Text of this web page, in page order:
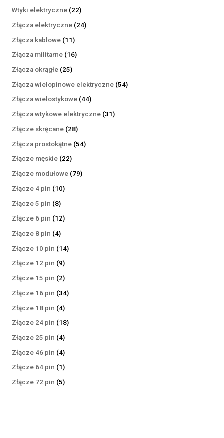
Wtyki elektryczne 2222
produkty
Złącza elektryczne 2424
Złącza kablowe 1111
produktów
Złącza militarne 1616
Złącza okrągłe 2525
produktów
Złącza wielopinowe elektryczne 5454
Złącza wielostykowe 4444
produkty
Złącza wtykowe elektryczne 3131
Złącze skręcane 2828
produktów
Złącza prostokątne 5454
Złącze męskie 2222
produkty
Złącze modułowe 7979
Złącze 4 pin 1010
Złącze 5 pin 88
produktów
Złącze 6 pin 1212
Złącze 8 pin 44
produkty
Złącze 10 pin 1414
Złącze 12 pin 99
produktów
Złącze 15 pin 22
produkty
Złącze 16 pin 3434
Złącze 18 pin 44
produkty
Złącze 24 pin 1818
Złącze 25 pin 44
produkty
Złącze 46 pin 44
produkty
Złącze 64 pin 11
produkt
Złącze 72 pin 55